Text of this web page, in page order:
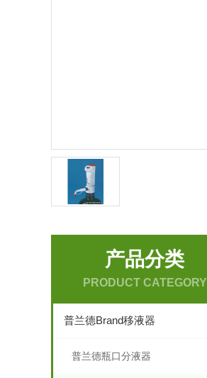
产品分类
PRODUCT CATEGORY
普兰德Brand移液器
普兰德瓶口分液器